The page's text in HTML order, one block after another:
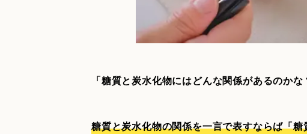
「糖質と炭水化物にはどんな関係があるのかな
糖質と炭水化物の関係を一言で表すならば「